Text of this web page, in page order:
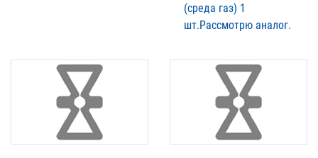
(среда газ) 1
шт.Рассмотрю аналог.